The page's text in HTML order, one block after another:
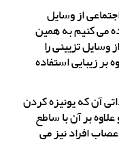
از وسایل
می کنیم به همین
تزیینی را
بر زیبایی استفاده
آن که یونیزه کردن
بر آن با ساطع
افراد نیز می